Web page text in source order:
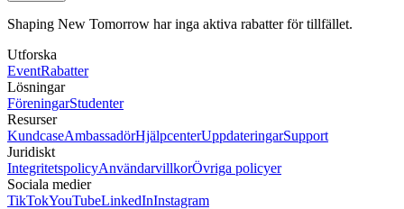
Shaping New Tomorrow har inga aktiva rabatter för tillfället.
Utforska
EventRabatter
Lösningar
FöreningarStudenter
Resurser
KundcaseAmbassadörHjälpcenterUppdateringarSupport
Juridiskt
IntegritetspolicyAnvändarvillkorÖvriga policyer
Sociala medier
TikTokYouTubeLinkedInInstagram